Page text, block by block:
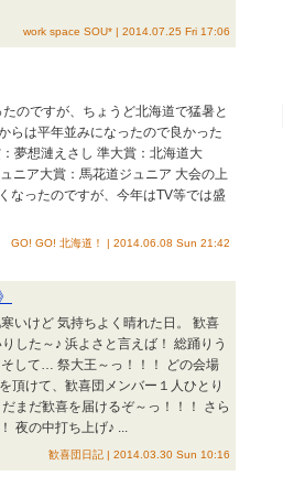
work space SOU* | 2014.07.25 Fri 17:06
のですが、ちょうど北海道で猛暑と
らは平年並みになったので良かった
夢想漣えさし 準大賞：北海道大
ニア大賞：馬花道ジュニア 大会の上
なったのですが、今年はTV等では盛
GO! GO! 北海道！ | 2014.06.08 Sun 21:42
いけど 気持ちよく晴れた日。 歓喜
した～♪ 浜よさと言えば！ 総踊りう
して… 祭大王～っ！！！ どの会場
頂けて、歓喜団メンバー１人ひとり
まだ歓喜を届けるぞ～っ！！！ さら
夜の中打ち上げ♪ ...
歓喜団日記 | 2014.03.30 Sun 10:16